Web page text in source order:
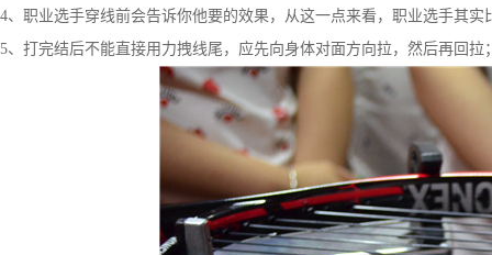
4、职业选手穿线前会告诉你他要的效果，从这一点来看，职业选手其
5、打完结后不能直接用力拽线尾，应先向身体对面方向拉，然后再回拉